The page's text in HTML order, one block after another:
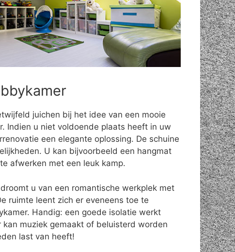
juichen bij het idee van een mooie
Indien u niet voldoende plaats heeft in uw
een elegante oplossing. De schuine
U kan bijvoorbeeld een hangmat
afwerken met een leuk kamp.
u van een romantische werkplek met
ruimte leent zich er eveneens toe te
Handig: een goede isolatie werkt
kan muziek gemaakt of beluisterd worden
last van heeft!